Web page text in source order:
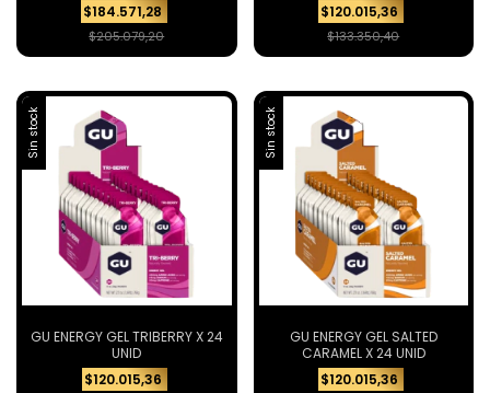
$184.571,28
$205.079,20
$120.015,36
$133.350,40
Sin stock
GU ENERGY GEL TRIBERRY X 24
UNID
$120.015,36
Sin stock
GU ENERGY GEL SALTED
CARAMEL X 24 UNID
$120.015,36